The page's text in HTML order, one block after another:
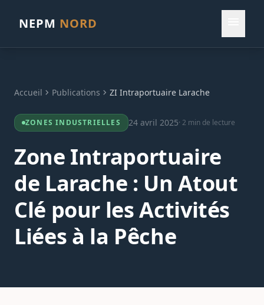
NEPM NORD
Accueil chevron_right Publications chevron_right ZI Intraportuaire Larache
ZONES INDUSTRIELLES 24 avril 2025· 2 min de lecture
Zone Intraportuaire
de Larache : Un Atout
Clé pour les Activités
Liées à la Pêche